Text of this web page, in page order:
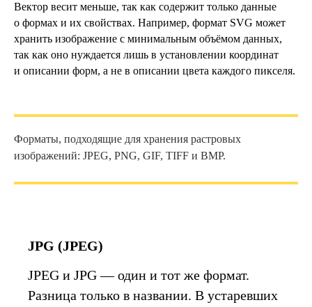
Вектор весит меньше, так как содержит только данные
о формах и их свойствах. Например, формат SVG может
хранить изображение с минимальным объёмом данных,
так как оно нуждается лишь в установлении координат
и описании форм, а не в описании цвета каждого пикселя.
Форматы, подходящие для хранения растровых
изображений: JPEG, PNG, GIF, TIFF и BMP.
JPG (JPEG)
JPEG и JPG — один и тот же формат.
Разница только в названии. В устаревших